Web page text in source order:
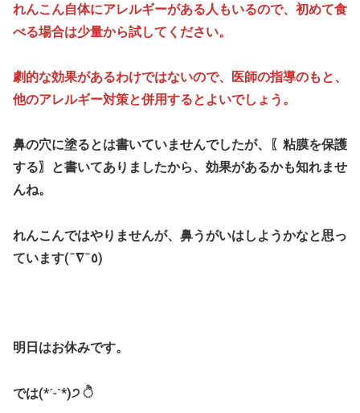
れんこん自体にアレルギーがある人もいるので、初めて食
べる場合は少量から試してください。
劇的な効果があるわけではないので、医師の指導のもと、
他のアレルギー対策と併用するとよいでしょう。
鼻の穴に塗るとは書いていませんでしたが、〖粘膜を保護
する〗と書いてありましたから、効果があるかも知れませ
んね。
れんこんではやりませんが、鼻うがいはしようかなと思っ
ています(¯∇¯٥)
明日はお休みです。
では(*ˊᵕˋ*)੭ ੈ